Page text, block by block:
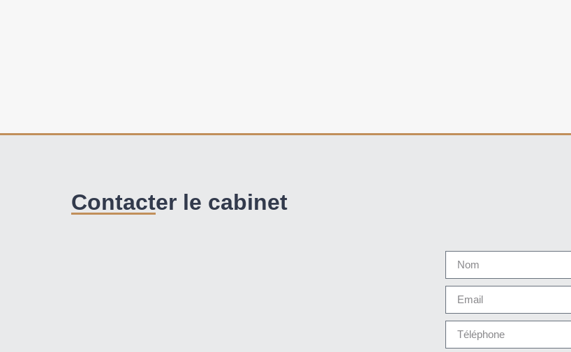
Contacter le cabinet